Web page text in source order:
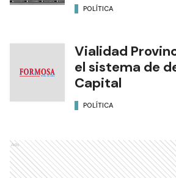
POLÍTICA
Vialidad
el sistema de
Capital
POLÍTICA
Ads